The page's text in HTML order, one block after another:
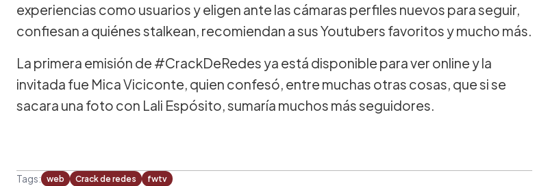
experiencias como usuarios y eligen ante las cámaras perfiles nuevos para seguir,
confiesan a quiénes stalkean, recomiendan a sus Youtubers favoritos y mucho más.
La primera emisión de #CrackDeRedes ya está disponible para ver online y la
invitada fue Mica Viciconte, quien confesó, entre muchas otras cosas, que si se
sacara una foto con Lali Espósito, sumaría muchos más seguidores.
Tags: web Crack de redes fwtv